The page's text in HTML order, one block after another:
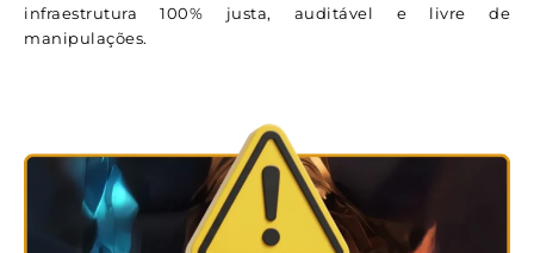
infraestrutura 100% justa, auditável e livre de
manipulações.